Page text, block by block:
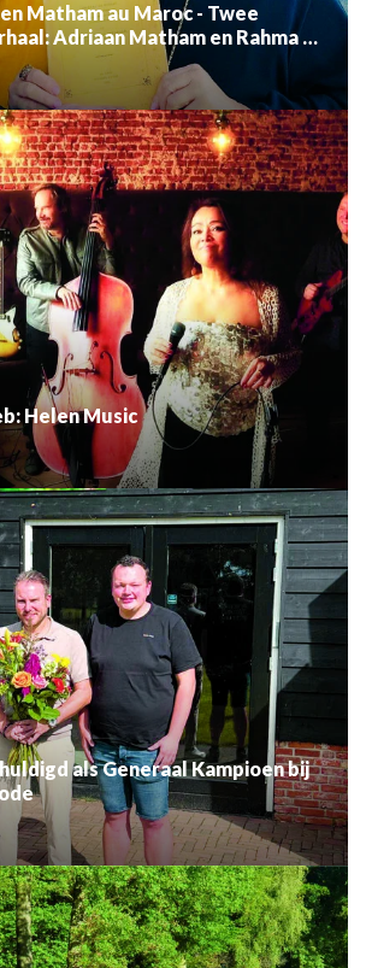
Matham au Maroc - Twee
Adriaan Matham en Rahma el
Helen Music
als Generaal Kampioen bij